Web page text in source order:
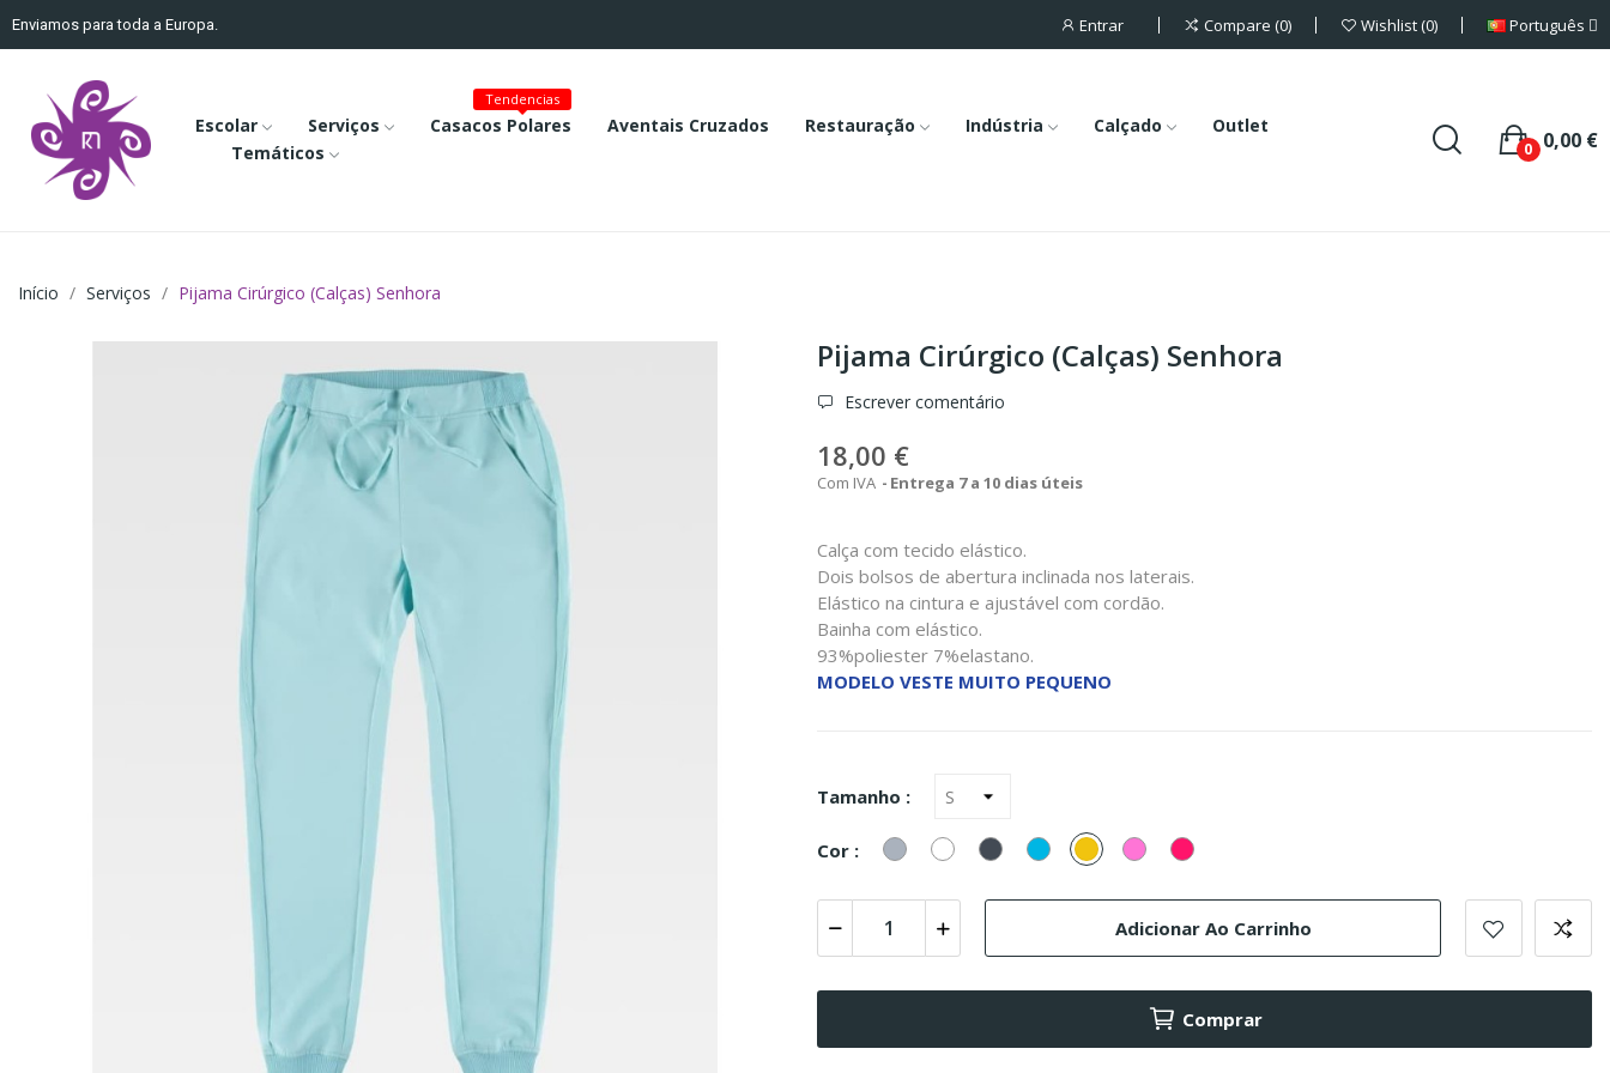
Enviamos para toda a Europa. Entrar Compare 0 Wishlist 0 Português
Escolar Serviços Casacos Polares
Tendencias
Aventais Cruzados Restauração Indústria Calçado
Outlet
Temáticos
0,00 €
0
Início Serviços Pijama Cirúrgico (Calças) Senhora
Pijama Cirúrgico (Calças) Senhora
Escrever comentário
18,00 €
Com IVA Entrega 7 a 10 dias úteis
Calça com tecido elástico.
Dois bolsos de abertura inclinada nos laterais.
Elástico na cintura e ajustável com cordão.
Bainha com elástico.
93%poliester 7%elastano.
MODELO VESTE MUITO PEQUENO
Tamanho :
Cor : CinzentoBrancoPreto Turquesa
(Azul)
AmareloRosa fúcsia
Adicionar Ao Carrinho
Comprar